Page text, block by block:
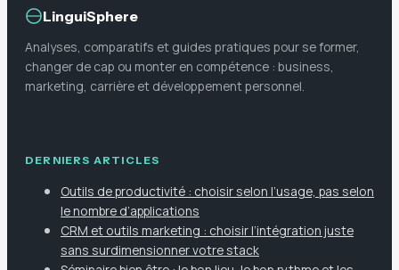
LinguiSphere
Analyses, comparatifs et guides pratiques pour se former,
changer de cap ou monter en compétence : business,
marketing, carrière et développement personnel.
DERNIERS ARTICLES
Outils de productivité : choisir selon l’usage, pas selon
le nombre d’applications
CRM et outils marketing : choisir l’intégration juste
sans surdimensionner votre stack